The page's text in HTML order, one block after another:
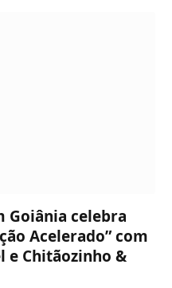
Goiânia celebra
Acelerado” com
e Chitãozinho &